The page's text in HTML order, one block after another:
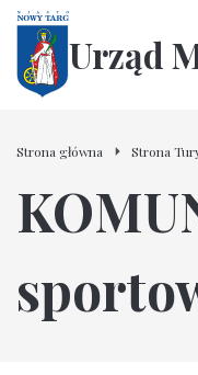
Urząd
Strona główna Strona